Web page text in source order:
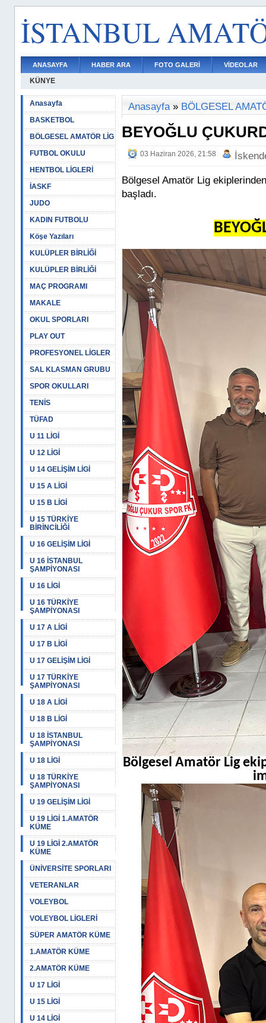
İSTANBUL
ANASAYFA HABER ARA FOTO GALERİ VİDEOLAR
KÜNYE
Anasayfa
BASKETBOL
BÖLGESEL AMATÖR LİG
FUTBOL OKULU
HENTBOL LİGLERİ
İASKF
JUDO
KADIN FUTBOLU
Köşe Yazıları
KULÜPLER BİRLİĞİ
KULÜPLER BİRLİĞİ
MAÇ PROGRAMI
MAKALE
OKUL SPORLARI
PLAY OUT
PROFESYONEL LİGLER
SAL KLASMAN GRUBU
SPOR OKULLARI
TENİS
TÜFAD
U 11 LİGİ
U 12 LİGİ
U 14 GELİŞİM LİGİ
U 15 A LİGİ
U 15 B LİGİ
U 15 TÜRKİYE
BİRİNCİLİĞİ
U 16 GELİŞİM LİGİ
U 16 İSTANBUL
ŞAMPİYONASI
U 16 LİGİ
U 16 TÜRKİYE
ŞAMPİYONASI
U 17 A LİGİ
U 17 B LİGİ
U 17 GELİŞİM LİGİ
U 17 TÜRKİYE
ŞAMPİYONASI
U 18 A LİGİ
U 18 B LİGİ
U 18 İSTANBUL
ŞAMPİYONASI
U 18 LİGİ
U 18 TÜRKİYE
ŞAMPİYONASI
U 19 GELİŞİM LİGİ
U 19 LİGİ 1.AMATÖR
KÜME
U 19 LİGİ 2.AMATÖR
KÜME
ÜNİVERSİTE SPORLARI
VETERANLAR
VOLEYBOL
VOLEYBOL LİGLERİ
SÜPER AMATÖR KÜME
1.AMATÖR KÜME
2.AMATÖR KÜME
U 17 LİGİ
U 15 LİGİ
U 14 LİGİ
Anasayfa» BÖLGESEL
BEYOĞLU
03 Haziran 2026, 21:58
Bölgesel Amatör Lig
başladı.
Bölgesel Amatör Lig